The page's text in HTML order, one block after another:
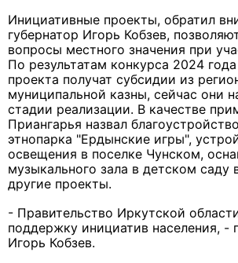
Инициативные проекты, обратил
губернатор Игорь Кобзев,
вопросы местного значения при
По результатам конкурса 2024
проекта получат субсидии из
муниципальной казны, сейчас они
стадии реализации. В качестве
Приангарья назвал
этнопарка "Ердынские игры",
освещения в поселке Чунском,
музыкального зала в детском саду
другие проекты.
- Правительство Иркутской
поддержку инициатив населения, -
Игорь Кобзев.